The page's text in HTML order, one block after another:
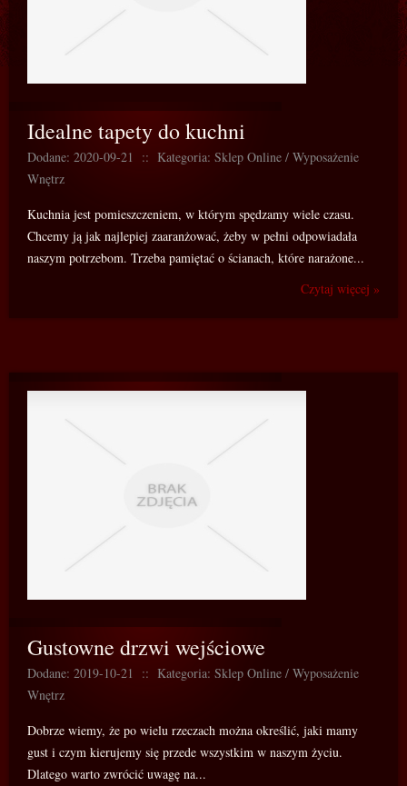
Idealne tapety do kuchni
Dodane: 2020-09-21 :: Kategoria: Sklep Online / Wyposażenie
Wnętrz
Kuchnia jest pomieszczeniem, w którym spędzamy wiele czasu.
Chcemy ją jak najlepiej zaaranżować, żeby w pełni odpowiadała
naszym potrzebom. Trzeba pamiętać o ścianach, które narażone...
Czytaj więcej »
Gustowne drzwi wejściowe
Dodane: 2019-10-21 :: Kategoria: Sklep Online / Wyposażenie
Wnętrz
Dobrze wiemy, że po wielu rzeczach można określić, jaki mamy
gust i czym kierujemy się przede wszystkim w naszym życiu.
Dlatego warto zwrócić uwagę na...